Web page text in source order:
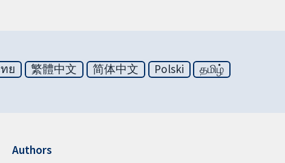
ย 繁體中文 简体中文 Polski
தமிழ்
Authors